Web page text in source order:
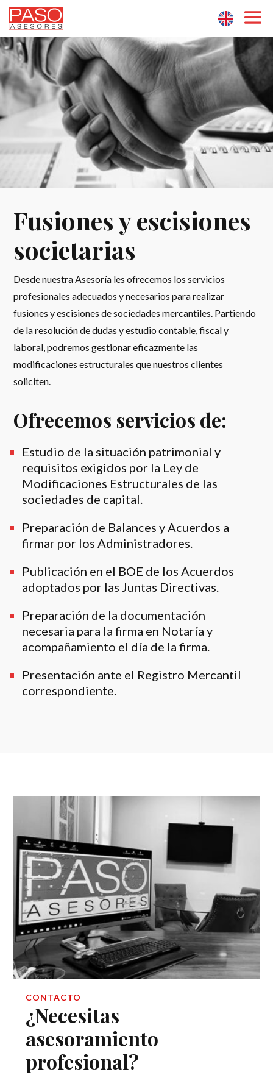
Fusiones y escisiones
societarias
Desde nuestra Asesoría les ofrecemos los servicios
profesionales adecuados y necesarios para realizar
fusiones y escisiones de sociedades mercantiles. Partiendo
de la resolución de dudas y estudio contable, fiscal y
laboral, podremos gestionar eficazmente las
modificaciones estructurales que nuestros clientes
soliciten.
Ofrecemos servicios de:
Estudio de la situación patrimonial y
requisitos exigidos por la Ley de
Modificaciones Estructurales de las
sociedades de capital.
Preparación de Balances y Acuerdos a
firmar por los Administradores.
Publicación en el BOE de los Acuerdos
adoptados por las Juntas Directivas.
Preparación de la documentación
necesaria para la firma en Notaría y
acompañamiento el día de la firma.
Presentación ante el Registro Mercantil
correspondiente.
CONTACTO
¿Necesitas
asesoramiento
profesional?